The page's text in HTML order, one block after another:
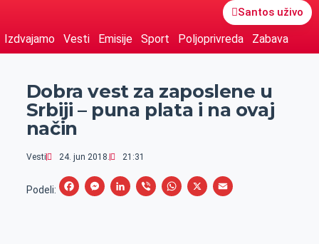
Santos uživo
Izdvajamo Vesti Emisije Sport Poljoprivreda Zabava
Dobra vest za zaposlene u
Srbiji – puna plata i na ovaj
način
Vesti 24. jun 2018. 21:31
Podeli:
F
M
L
V
W
X
E